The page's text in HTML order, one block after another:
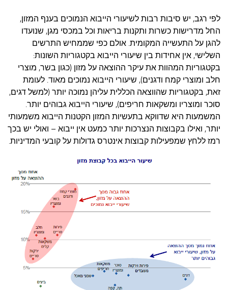
לפי רגב, יש סיבות רבות לשיעורי הייבוא הנמוכים בענף המזון,
החל מדרישות כשרות ותקנות בריאות וכל במכסי מגן, שנועדו
להגן על התעשייה המקומית. אולם כפי שממחיש התרשים
השלישי, אין אחידות בין שיעורי הייבוא בקטגוריות השונות:
בקטגוריות המהוות את עיקר ההוצאה על מזון (כגון בשר, מוצרי
חלב ומוצרי קמח ודגנים), שיעורי הייבוא נמוכים מאוד. לעומת
זאת, בקטגוריות שהווצאה הכללית עליהן נמוכה יותר (למשל דגים,
סוכר ומוצריו ומשקאות חריפים), שיעורי הייבוא גבוהים יותר.
המשמעות היא שדווקא בתעשיות המזון הקטנות הייבוא משמעותי
יותר, ואילו בקבוצות הנצרכות יותר כמעט אין ייבוא – ואולי יש בכך
רמז ללחץ שמפעילות קבוצות אינטרס גדולות על קובעי המדיניות.